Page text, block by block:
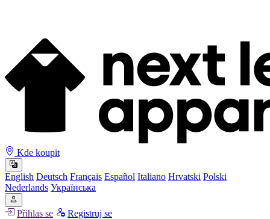
Kde koupit
English Deutsch Français Español Italiano Hrvatski Polski
Nederlands Українська
Přihlas se Registruj se